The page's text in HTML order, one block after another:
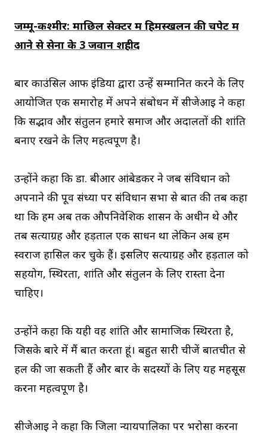
जम्मू-कश्मीर: माछिल सेक्टर में हिमस्खलन की चपेट में
आने से सेना के 3 जवान शहीद
बार काउंसिल आफ इंडिया द्वारा उन्हें सम्मानित करने के लिए
आयोजित एक समारोह में अपने संबोधन में सीजेआइ ने कहा
कि सद्भाव और संतुलन हमारे समाज और अदालतों की शांति
बनाए रखने के लिए महत्वपूर्ण है।
उन्होंने कहा कि डा. बीआर आंबेडकर ने जब संविधान को
अपनाने की पूर्व संध्या पर संविधान सभा से बात की तब कहा
था कि हम अब तक औपनिवेशिक शासन के अधीन थे और
तब सत्याग्रह और हड़ताल एक साधन था लेकिन अब हम
स्वराज हासिल कर चुके हैं। इसलिए सत्याग्रह और हड़ताल को
सहयोग, स्थिरता, शांति और संतुलन के लिए रास्ता देना
चाहिए।
उन्होंने कहा कि यही वह शांति और सामाजिक स्थिरता है,
जिसके बारे में मैं बात करता हूं। बहुत सारी चीजें बातचीत से
हल की जा सकती हैं और बार के सदस्यों के लिए यह महसूस
करना महत्वपूर्ण है।
सीजेआइ ने कहा कि जिला न्यायपालिका पर भरोसा करना